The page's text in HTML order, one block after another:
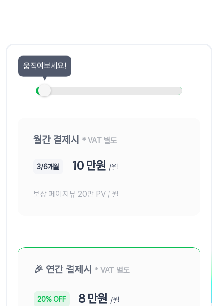
움직여보세요!
월간 결제시 * VAT 별도
3/6개월 10 만원 /월
보장 페이지뷰 20만 PV / 월
🎉 연간 결제시 * VAT 별도
20% OFF 8 만원 /월